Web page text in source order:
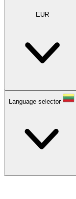
EUR
Language selector